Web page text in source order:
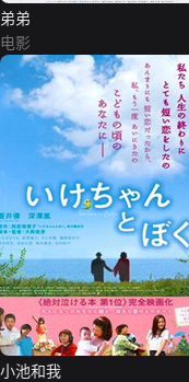
弟弟
电影
小池和我